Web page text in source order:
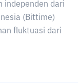
independen dari
(Bittime)
fluktuasi dari